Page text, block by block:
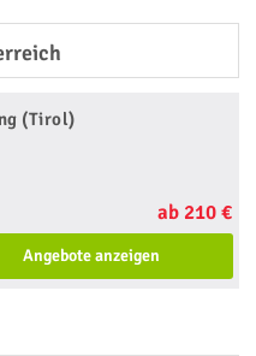
(Tirol)
ab 210 €
Angebote anzeigen